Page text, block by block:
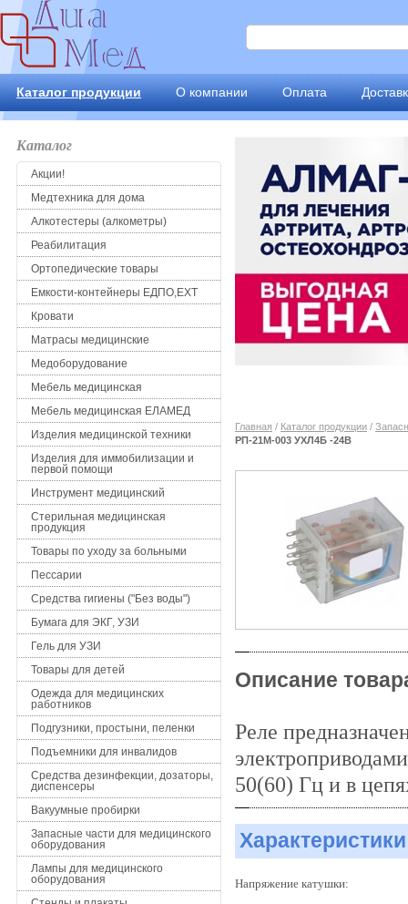
Каталог продукции О компании Оплата
Каталог
Акции!
Медтехника для дома
Алкотестеры (алкометры)
Реабилитация
Ортопедические товары
Емкости-контейнеры ЕДПО,ЕХТ
Кровати
Матрасы медицинские
Медоборудование
Мебель медицинская
Мебель медицинская ЕЛАМЕД
Изделия медицинской техники
Изделия для иммобилизации и
первой помощи
Инструмент медицинский
Стерильная медицинская
продукция
Товары по уходу за больными
Пессарии
Средства гигиены ("Без воды")
Бумага для ЭКГ, УЗИ
Гель для УЗИ
Товары для детей
Одежда для медицинских
работников
Подгузники, простыни, пеленки
Подъемники для инвалидов
Средства дезинфекции, дозаторы,
диспенсеры
Вакуумные пробирки
Запасные части для медицинского
оборудования
Лампы для медицинского
оборудования
Главная / Каталог продукции /
РП-21М-003 УХЛ4Б -24В
Описание
Реле
50(60) Гц и в
Характеристики
Напряжение катушки: